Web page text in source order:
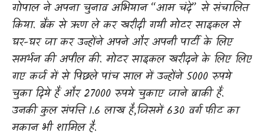
गोपाल ने अपना चुनाव अभियान “आम चंदे” से संचालित
किया. बैंक से ऋण ले कर खरीदी गयी मोटर साइकल से
घर-घर जा कर उन्होंने अपने और अपनी पार्टी के लिए
समर्थन की अपील की. मोटर साइकल खरीदने के लिए लिए
गए कर्ज में से पिछले पांच साल में उन्होंने 5000 रुपये
चुका दिये हैं और 27000 रुपये चुकाए जाने बाकी हैं.
उनकी कुल संपत्ति 1.6 लाख है,जिसमें 630 वर्ग फीट का
मकान भी शामिल है.